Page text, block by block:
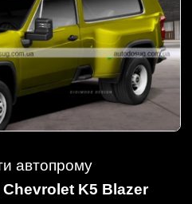
автопрому
K5 Blazer